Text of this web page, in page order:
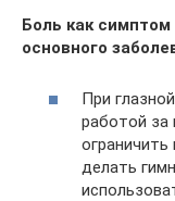
Боль как
основного
При
работой за
ограничить
делать